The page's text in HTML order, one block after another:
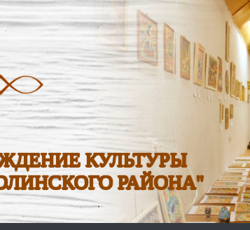
КУЛЬТУРЫ
РАЙОНА"